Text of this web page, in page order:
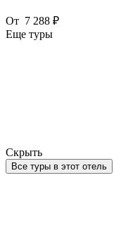
От 7 288 ₽
Еще туры
Скрыть
Все туры в этот отель